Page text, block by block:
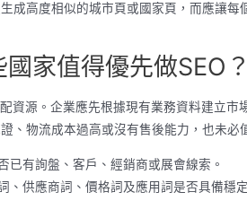
成高度相似的城市頁或國家頁，而應讓
家值得優先做SEO
資源。企業應先根據現有業務資料建立
、物流成本過高或沒有售後能力，也未必
已有詢盤、客戶、經銷商或展會線索。
、供應商詞、價格詞及應用詞是否具備穩